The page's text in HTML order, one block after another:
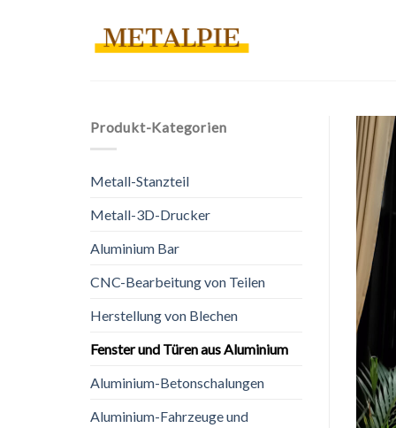
Produkt-Kategorien
Metall-Stanzteil
Metall-3D-Drucker
Aluminium Bar
CNC-Bearbeitung von Teilen
Herstellung von Blechen
Fenster und Türen aus Aluminium
Aluminium-Betonschalungen
Aluminium-Fahrzeuge und